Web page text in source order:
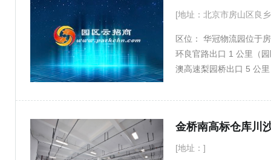
[地址：北京市房山区良
区位： 华冠物流园位于
环良官路出口 1 公里（
澳高速梨园桥出口 5 公
（其中工业建设用地约
在房山区域处于前列。
承重 2 吨 /㎡，且达到
金桥南高标仓库川
[地址：]